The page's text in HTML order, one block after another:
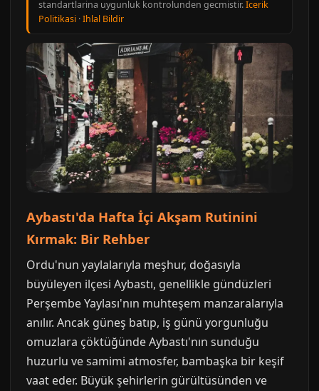
standartlarina uygunluk kontrolunden gecmistir.Icerik
Politikasi ·Ihlal Bildir
Aybastı'da Hafta İçi Akşam Rutinini
Kırmak: Bir Rehber
Ordu'nun yaylalarıyla meşhur, doğasıyla
büyüleyen ilçesi Aybastı, genellikle gündüzleri
Perşembe Yaylası'nın muhteşem manzaralarıyla
anılır. Ancak güneş batıp, iş günü yorgunluğu
omuzlara çöktüğünde Aybastı'nın sunduğu
huzurlu ve samimi atmosfer, bambaşka bir keşif
vaat eder. Büyük şehirlerin gürültüsünden ve